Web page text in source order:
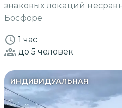
знаковых локаций
Босфоре
1 час
до 5 человек
ИНДИВИДУАЛЬНАЯ